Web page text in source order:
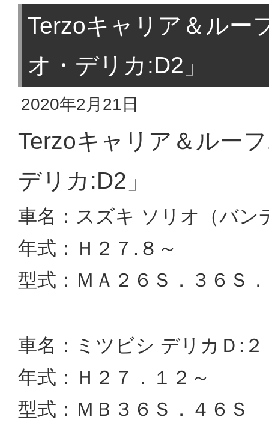
Terzoキャリア＆ルー
オ・デリカ:D2」
2020年2月21日
Terzoキャリア＆ルー
デリカ:D2」
車名：スズキ ソリオ（バン
年式：Ｈ２７.８～
型式：ＭＡ２６Ｓ．３６Ｓ
車名：ミツビシ デリカＤ:
年式：Ｈ２７．１２～
型式：ＭＢ３６Ｓ．４６Ｓ